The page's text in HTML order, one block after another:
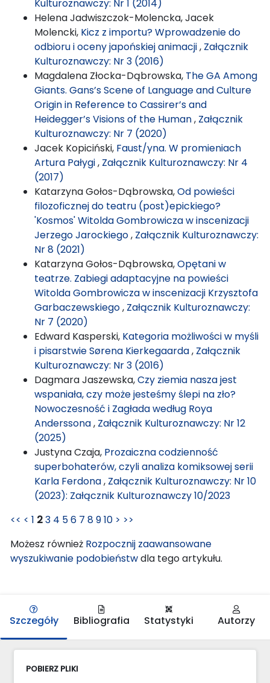
Kulturoznawczy: Nr 1 (2014)
Helena Jadwiszczok-Molencka, Jacek
Molencki, Kicz z importu? Wprowadzenie do
odbioru i oceny japońskiej animacji, Załącznik
Kulturoznawczy: Nr 3 (2016)
Magdalena Złocka-Dąbrowska, The GA Among
Giants. Gans’s Scene of Language and Culture
Origin in Reference to Cassirer’s and
Heidegger’s Visions of the Human, Załącznik
Kulturoznawczy: Nr 7 (2020)
Jacek Kopiciński, Faust/yna. W promieniach
Artura Pałygi, Załącznik Kulturoznawczy: Nr 4
(2017)
Katarzyna Gołos-Dąbrowska,Od powieści
filozoficznej do teatru (post)epickiego?
'Kosmos' Witolda Gombrowicza w inscenizacji
Jerzego Jarockiego, Załącznik Kulturoznawczy:
Nr 8 (2021)
Katarzyna Gołos-Dąbrowska,Opętani w
teatrze. Zabiegi adaptacyjne na powieści
Witolda Gombrowicza w inscenizacji Krzysztofa
Garbaczewskiego, Załącznik Kulturoznawczy:
Nr 7 (2020)
Edward Kasperski, Kategoria możliwości w myśli
i pisarstwie Sørena Kierkegaarda, Załącznik
Kulturoznawczy: Nr 3 (2016)
Dagmara Jaszewska,Czy ziemia nasza jest
wspaniała, czy może jesteśmy ślepi na zło?
Nowoczesność i Zagłada według Roya
Anderssona, Załącznik Kulturoznawczy: Nr 12
(2025)
Justyna Czaja, Prozaiczna codzienność
superbohaterów, czyli analiza komiksowej serii
Karla Ferdona, Załącznik Kulturoznawczy: Nr 10
(2023): Załącznik Kulturoznawczy 10/2023
<< < 1 23 4 56 7 8910 > >>
Możesz również Rozpocznij zaawansowane
wyszukiwanie podobieństwdla tego artykułu.
Szczegóły Bibliografia Statystyki Autorzy
POBIERZ PLIKI